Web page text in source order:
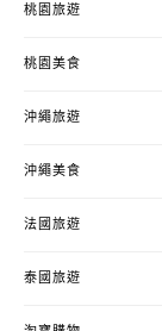
桃園旅遊
桃園美食
沖繩旅遊
沖繩美食
法國旅遊
泰國旅遊